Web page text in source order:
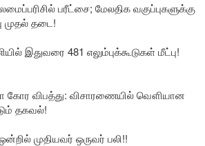
பரீட்சை; மேலதிக வகுப்புகளுக்கு
முதல் தடை!
இதுவரை 481 எலும்புக்கூடுகள் மீட்பு!
கோர விபத்து: விசாரணையில் வௌியான
தகவல்!
முதியவர் ஒருவர் பலி!!